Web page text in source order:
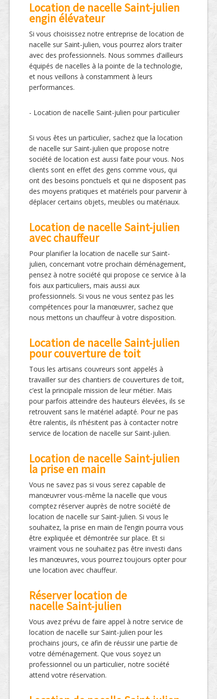
Location de nacelle Saint-julien
engin élévateur
Si vous choisissez notre entreprise de location de
nacelle sur Saint-julien, vous pourrez alors traiter
avec des professionnels. Nous sommes d’ailleurs
équipés de nacelles à la pointe de la technologie,
et nous veillons à constamment à leurs
performances.
- Location de nacelle Saint-julien pour particulier
Si vous êtes un particulier, sachez que la location
de nacelle sur Saint-julien que propose notre
société de location est aussi faite pour vous. Nos
clients sont en effet des gens comme vous, qui
ont des besoins ponctuels et qui ne disposent pas
des moyens pratiques et matériels pour parvenir à
déplacer certains objets, meubles ou matériaux.
Location de nacelle Saint-julien
avec chauffeur
Pour planifier la location de nacelle sur Saint-
julien, concernant votre prochain déménagement,
pensez à notre société qui propose ce service à la
fois aux particuliers, mais aussi aux
professionnels. Si vous ne vous sentez pas les
compétences pour la manœuvrer, sachez que
nous mettons un chauffeur à votre disposition.
Location de nacelle Saint-julien
pour couverture de toit
Tous les artisans couvreurs sont appelés à
travailler sur des chantiers de couvertures de toit,
c’est la principale mission de leur métier. Mais
pour parfois atteindre des hauteurs élevées, ils se
retrouvent sans le matériel adapté. Pour ne pas
être ralentis, ils n’hésitent pas à contacter notre
service de location de nacelle sur Saint-julien.
Location de nacelle Saint-julien
la prise en main
Vous ne savez pas si vous serez capable de
manœuvrer vous-même la nacelle que vous
comptez réserver auprès de notre société de
location de nacelle sur Saint-julien. Si vous le
souhaitez, la prise en main de l’engin pourra vous
être expliquée et démontrée sur place. Et si
vraiment vous ne souhaitez pas être investi dans
les manœuvres, vous pourrez toujours opter pour
une location avec chauffeur.
Réserver location de
nacelle Saint-julien
Vous avez prévu de faire appel à notre service de
location de nacelle sur Saint-julien pour les
prochains jours, ce afin de réussir une partie de
votre déménagement. Que vous soyez un
professionnel ou un particulier, notre société
attend votre réservation.